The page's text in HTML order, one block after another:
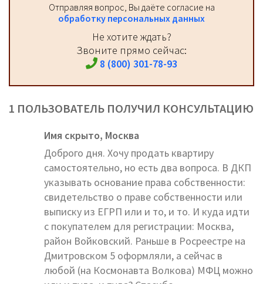
Отправляя вопрос, Вы даёте согласие на
обработку персональных данных
Не хотите ждать?
Звоните прямо сейчас:
8 (800) 301-78-93
1 ПОЛЬЗОВАТЕЛЬ ПОЛУЧИЛ КОНСУЛЬТАЦИЮ
Имя скрыто, Москва
Доброго дня. Хочу продать квартиру
самостоятельно, но есть два вопроса. В ДКП
указывать основание права собственности:
свидетельство о праве собственности или
выписку из ЕГРП или и то, и то. И куда идти
с покупателем для регистрации: Москва,
район Войковский. Раньше в Росреестре на
Дмитровском 5 оформляли, а сейчас в
любой (на Космонавта Волкова) МФЦ можно